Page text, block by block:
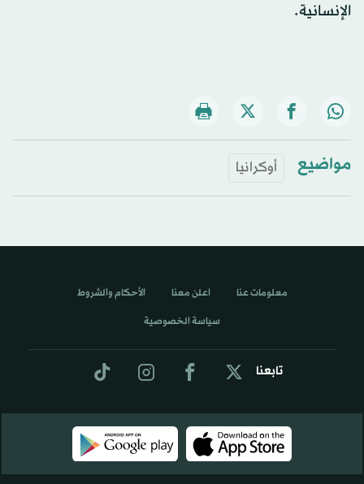
الإنسانية.
مواضيع أوكرانيا
تابعنا
معلومات عنا اعلن معنا الأحكام والشروط
سياسة الخصوصية